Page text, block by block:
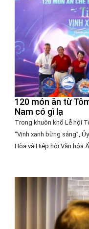
120 món ăn từ
Nam có gì lạ
Trong khuôn khổ Lễ hội
“Vịnh xanh bừng sáng”,
Hòa và Hiệp hội Văn hóa